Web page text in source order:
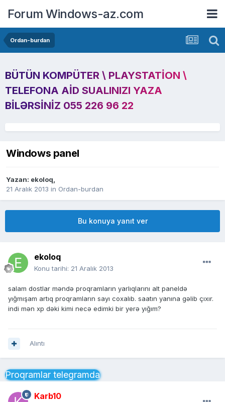
Forum Windows-az.com
Ordan-burdan
BÜTÜN KOMPÜTER \ PLAYSTATION \
TELEFONA AID SUALINIZI YAZA
BILƏRSINIZ 055 226 96 22
Windows panel
Yazan: ekoloq,
21 Aralık 2013 in Ordan-burdan
Bu konuya yanıt ver
ekoloq
Konu tarihi: 21 Aralık 2013
salam dostlar məndə proqramların yarlıqlarını alt paneldə
yığmışam artıq proqramların sayı coxalıb. saatın yanına gəlib çıxır.
indi mən xp dəki kimi necə edimki bir yerə yığım?
Alıntı
Proqramlar telegramda
Karb10